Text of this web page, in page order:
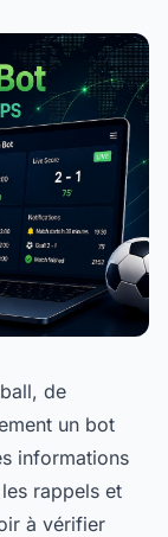
de
un bot
informations
rappels et
à vérifier